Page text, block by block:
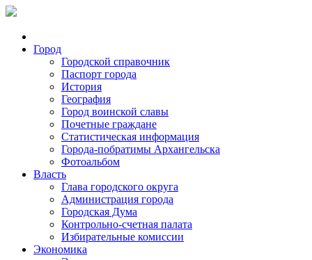
Город
Городской справочник
Паспорт города
История
География
Город воинской славы
Почетные граждане
Статистическая информация
Города-побратимы Архангельска
Фотоальбом
Власть
Глава городского округа
Администрация города
Городская Дума
Контрольно-счетная палата
Избирательные комиссии
Экономика